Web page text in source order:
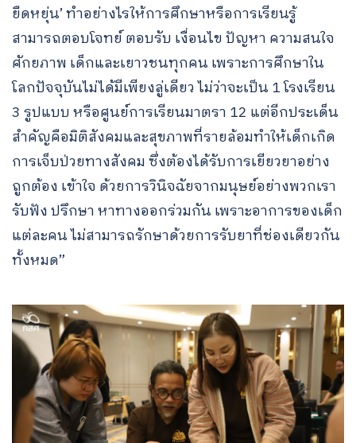
ยืดหยุ่น’ ทำอย่างไรให้การศึกษาหรือการเรียนรู้
สามารถตอบโจทย์ ตอบรับ เงื่อนไข ปัญหา ความสนใจ
ศักยภาพ เด็กและเยาวชนทุกคน เพราะการศึกษาใน
โลกปัจจุบันไม่ได้มีเพียงลู่เดียว ไม่ว่าจะเป็น 1 โรงเรียน
3 รูปแบบ หรือศูนย์การเรียนมาตรา 12 แต่อีกประเด็น
สำคัญคือมิติสังคมและสุขภาพที่รายล้อมทำให้เด็กเกิด
การเจ็บป่วยทางสังคม ซึ่งต้องได้รับการเยียวยาอย่าง
ถูกต้อง เข้าใจ ด้วยการวินิจฉัยจากมนุษย์อย่างพวกเรา
รับฟัง ปรึกษา หาทางออกร่วมกัน เพราะอาการของเด็ก
แต่ละคน ไม่สามารถรักษาด้วยการรับยาที่ช่องเดียวกัน
ทั้งหมด”